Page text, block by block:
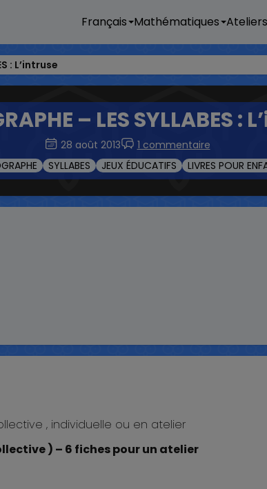
Français Mathématiques Ateliers
: L’intruse
– LES SYLLABES :
28 août 2013
1 commentaire
SYLLABES JEUX ÉDUCATIFS LIVRES POUR
, individuelle ou en atelier
) – 6 fiches pour un atelier